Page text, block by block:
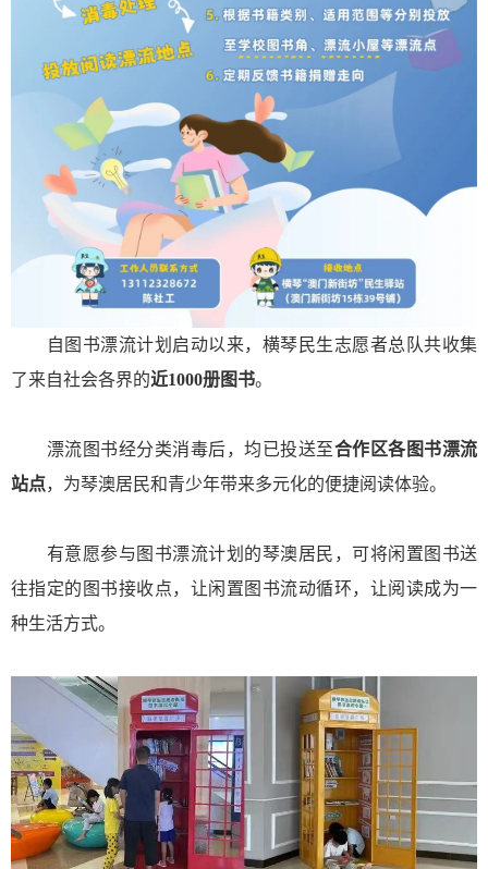
自图书漂流计划启动以来，横琴民生志愿者总队共收集
了来自社会各界的近1000册图书。
漂流图书经分类消毒后，均已投送至合作区各图书漂流
站点，为琴澳居民和青少年带来多元化的便捷阅读体验。
有意愿参与图书漂流计划的琴澳居民，可将闲置图书送
往指定的图书接收点，让闲置图书流动循环，让阅读成为一
种生活方式。